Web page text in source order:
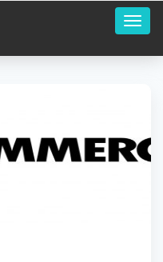
منو
اصلی